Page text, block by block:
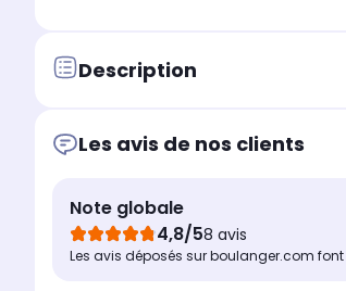
Description
Les avis de nos clients
Note globale
4,8/58 avis
Les avis déposés sur boulanger.com